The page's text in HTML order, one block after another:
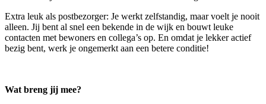
Extra leuk als postbezorger: Je werkt zelfstandig, maar voelt je nooit
alleen. Jij bent al snel een bekende in de wijk en bouwt leuke
contacten met bewoners en collega’s op. En omdat je lekker actief
bezig bent, werk je ongemerkt aan een betere conditie!
Wat breng jij mee?